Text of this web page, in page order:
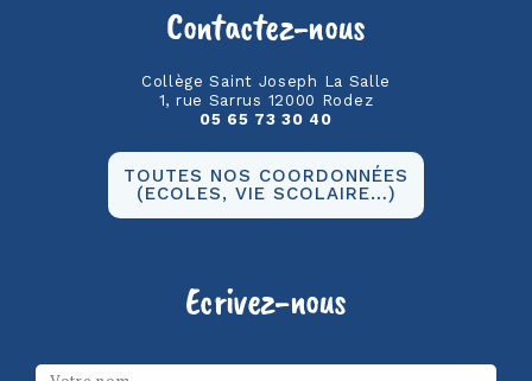
Contactez-nous
Collège Saint Joseph La Salle
1, rue Sarrus 12000 Rodez
05 65 73 30 40
TOUTES NOS COORDONNÉES
(ECOLES, VIE SCOLAIRE…)
Ecrivez-nous
Votre nom*